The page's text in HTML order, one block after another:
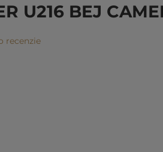
U216 BEJ
recenzie